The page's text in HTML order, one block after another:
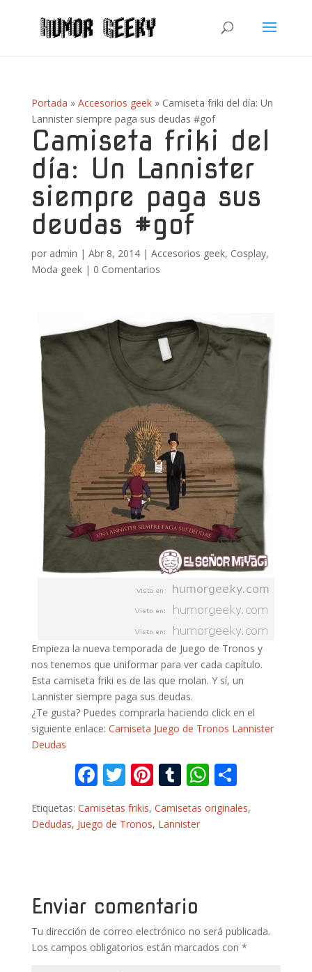
Portada » Accesorios geek» Camiseta friki del día: Un
Lannister siempre paga sus deudas #gof
Camiseta friki del
día: Un Lannister
siempre paga sus
deudas #gof
por admin | Abr 8, 2014| Accesorios geek, Cosplay,
Moda geek| 0 Comentarios
Empieza la nueva temporada de Juego de Tronos y
nos tenemos que uniformar para ver cada capítulo.
Esta camiseta friki es de las que molan. Y sí, un
Lannister siempre paga sus deudas.
¿Te gusta? Puedes comprarla haciendo click en el
siguiente enlace: Camiseta Juego de Tronos Lannister
Deudas
F
ac
e
k
T
w
itt
Pi
nt
er
T
u
m
W
h
at m
Etiquetas: Camisetas frikis, Camisetas originales,
Dedudas, Juego de Tronos, Lannister
Enviar comentario
Tu dirección de correo electrónico no será publicada.
Los campos obligatorios están marcados con *